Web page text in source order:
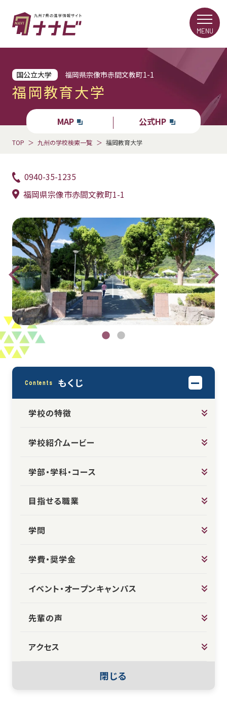
国公立大学 福岡県宗像市赤間文教町1-1
福岡教育大学
MAP 公式HP
TOP 九州の学校検索一覧 福岡教育大学
0940-35-1235
福岡県宗像市赤間文教町1-1
Contents もくじ
学校の特徴
学校紹介ムービー
学部・学科・コース
目指せる職業
学問
学費・奨学金
イベント・オープンキャンパス
先輩の声
アクセス
閉じる
MENU